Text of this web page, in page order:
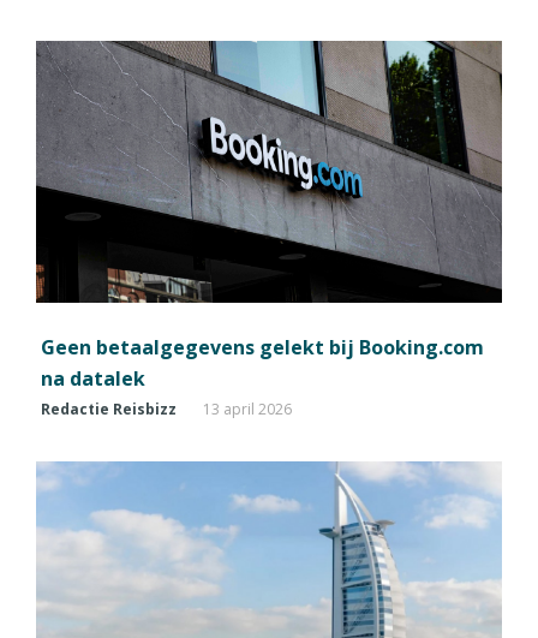
Geen betaalgegevens gelekt bij Booking.com
na datalek
Redactie Reisbizz 13 april 2026